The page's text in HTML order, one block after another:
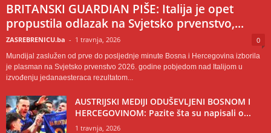
BRITANSKI GUARDIAN PIŠE: Italija je opet
propustila odlazak na Svjetsko prvenstvo,...
ZASREBRENICU.ba - 1 travnja, 2026 0
Mundijal zaslužen od prve do posljednje minute Bosna i Hercegovina izborila
je plasman na Svjetsko prvenstvo 2026. godine pobjedom nad Italijom u
izvođenju jedanaesteraca rezultatom...
AUSTRIJSKI MEDIJI ODUŠEVLJENI BOSNOM I
HERCEGOVINOM: Pazite šta su napisali o...
1 travnja, 2026